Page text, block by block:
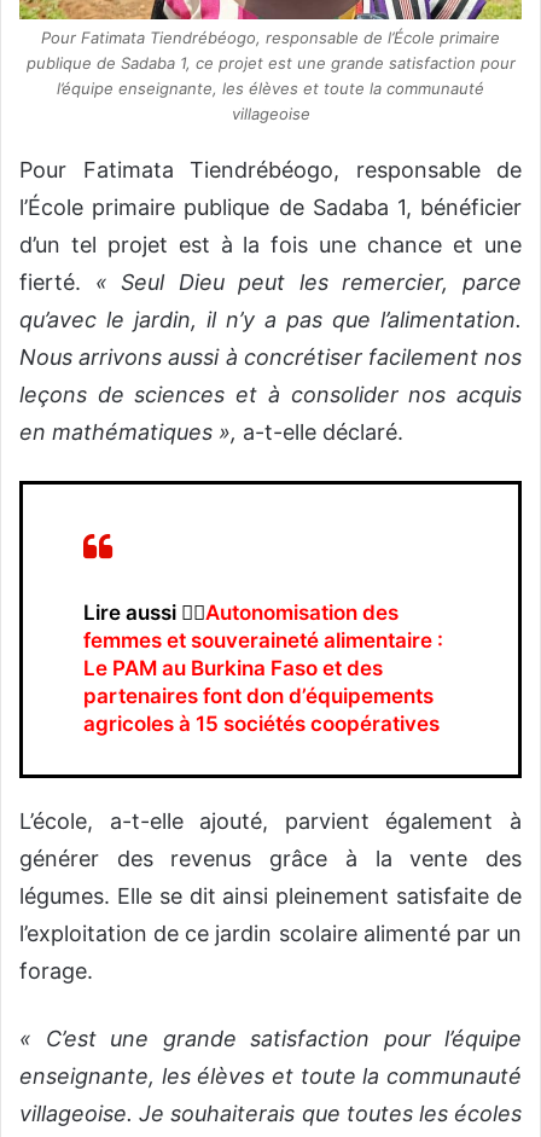
Pour Fatimata Tiendrébéogo, responsable de l’École primaire
publique de Sadaba 1, ce projet est une grande satisfaction pour
l’équipe enseignante, les élèves et toute la communauté
villageoise
Pour Fatimata Tiendrébéogo, responsable de
l’École primaire publique de Sadaba 1, bénéficier
d’un tel projet est à la fois une chance et une
fierté. « Seul Dieu peut les remercier, parce
qu’avec le jardin, il n’y a pas que l’alimentation.
Nous arrivons aussi à concrétiser facilement nos
leçons de sciences et à consolider nos acquis
en mathématiques », a-t-elle déclaré.
Lire aussi 👉🏿Autonomisation des
femmes et souveraineté alimentaire :
Le PAM au Burkina Faso et des
partenaires font don d’équipements
agricoles à 15 sociétés coopératives
L’école, a-t-elle ajouté, parvient également à
générer des revenus grâce à la vente des
légumes. Elle se dit ainsi pleinement satisfaite de
l’exploitation de ce jardin scolaire alimenté par un
forage.
« C’est une grande satisfaction pour l’équipe
enseignante, les élèves et toute la communauté
villageoise. Je souhaiterais que toutes les écoles